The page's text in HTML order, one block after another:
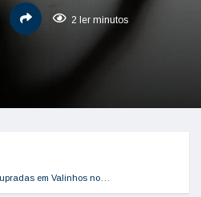
2 ler minutos
em Valinhos no…